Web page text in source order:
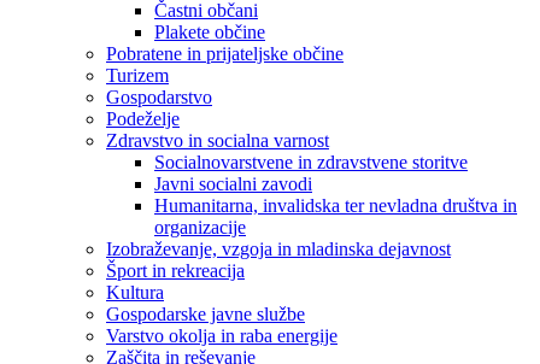
Častni občani
Plakete občine
Pobratene in prijateljske občine
Turizem
Gospodarstvo
Podeželje
Zdravstvo in socialna varnost
Socialnovarstvene in zdravstvene storitve
Javni socialni zavodi
Humanitarna, invalidska ter nevladna društva in
organizacije
Izobraževanje, vzgoja in mladinska dejavnost
Šport in rekreacija
Kultura
Gospodarske javne službe
Varstvo okolja in raba energije
Zaščita in reševanje